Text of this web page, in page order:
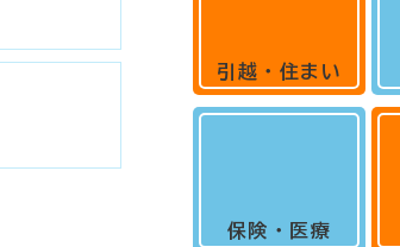
引越・住まい
保険・医療